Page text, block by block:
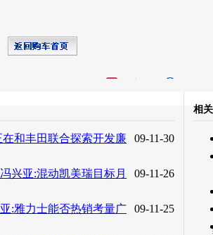
转发至：
09-11-30
在和丰田联合探索开发廉
09-11-26
兴亚:混动凯美瑞目标月
09-11-25
:雅力士能否热销考量广
相